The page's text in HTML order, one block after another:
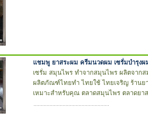
แชมพู ยาสระผม ครีมนวดผม เซรั่มบำรุง
เซรั่ม สมุนไพร ทำจากสมุนไพร ผลิตจากส
ผลิตภัณฑ์ไทยทำ ไทยใช้ ไทยเจริญ ร้านย
เหมาะสำหรับคุณ ตลาดสมุนไพร ตลาดย